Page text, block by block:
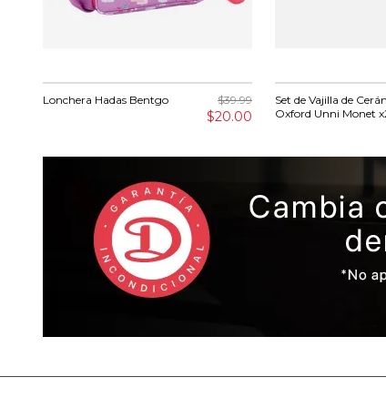
Lonchera Hadas Bentgo $39.99
$20.00
Set de Vajilla de
Oxford Unni Monet